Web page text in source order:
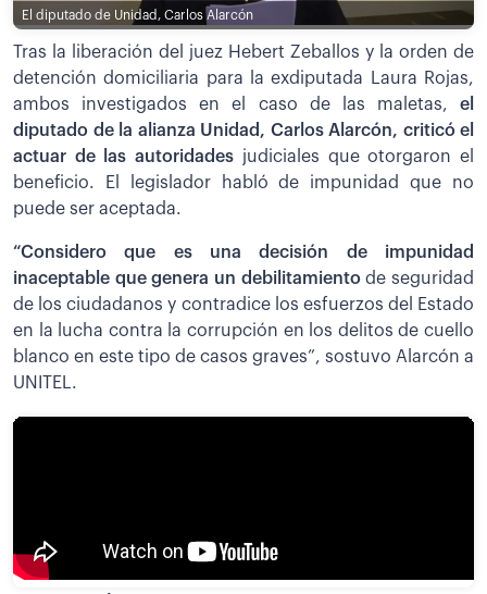
El diputado de Unidad, Carlos Alarcón
Tras la liberación del juez Hebert Zeballos y la orden de
detención domiciliaria para la exdiputada Laura Rojas,
ambos investigados en el caso de las maletas, el
diputado de la alianza Unidad, Carlos Alarcón, criticó el
actuar de las autoridades judiciales que otorgaron el
beneficio. El legislador habló de impunidad que no
puede ser aceptada.
“Considero que es una decisión de impunidad
inaceptable que genera un debilitamientode seguridad
de los ciudadanos y contradice los esfuerzos del Estado
en la lucha contra la corrupción en los delitos de cuello
blanco en este tipo de casos graves”, sostuvo Alarcón a
UNITEL.